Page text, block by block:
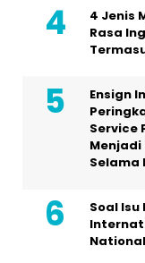
4 Jenis
Rasa
Ensign
Service
Menjadi
Selama
Soal Isu